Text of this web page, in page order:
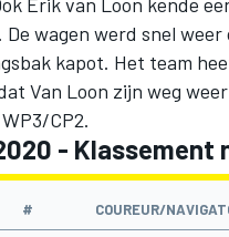
De wagen werd snel
kapot. Het team
Van Loon zijn weg
CP2.
- Klassement
# COUREUR/